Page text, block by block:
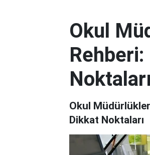
Okul
Noktaları
Okul
Dikkat Noktaları